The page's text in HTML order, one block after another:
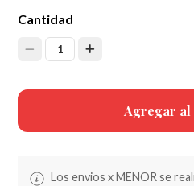
Cantidad
1
Agregar
Los envios x MENOR se